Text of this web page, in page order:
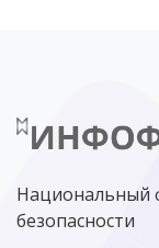
МИНЦИФРЫ
Национальный
безопасности